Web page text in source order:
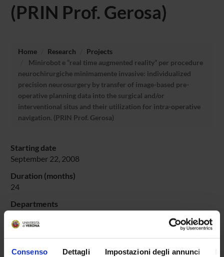
Consenso Dettagli Impostazioni degli annunci
(PRIN Prof. Gerosa)
Home Research
Projects
Minirobot e “real time augmented reality” per procedure
neurochirurgiche minimamente invasive: individualized
precision neurosurgery by transfer of image-based pre-
operative planning data into the surgical and/or
interventional situs and their utilization for intra-operative
navigation. (PRIN Prof. Gerosa)
Starting date
September 22, 2008
Duration (months)
24
Departments
Managers or local contacts